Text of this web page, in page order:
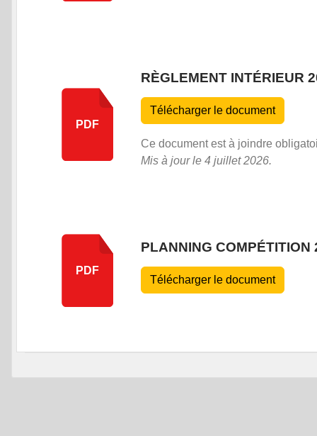
PDF
RÈGLEMENT INTÉRIEUR
Télécharger le document
Ce document est à joindre
Mis à jour le 4 juillet 2026.
PDF
PLANNING COMPÉTITION
Télécharger le document